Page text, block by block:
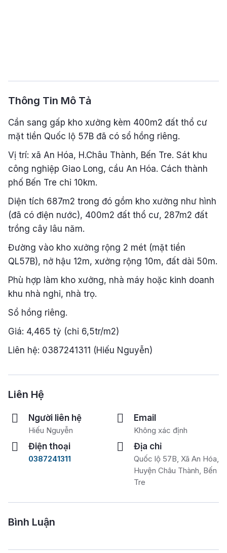
Thông Tin Mô Tả
Cần sang gấp kho xưởng kèm 400m2 đất thổ cư
mặt tiền Quốc lộ 57B đã có sổ hồng riêng.
Vị trí: xã An Hóa, H.Châu Thành, Bến Tre. Sát khu
công nghiệp Giao Long, cầu An Hóa. Cách thành
phố Bến Tre chỉ 10km.
Diện tích 687m2 trong đó gồm kho xưởng như hình
(đã có điện nước), 400m2 đất thổ cư, 287m2 đất
trồng cây lâu năm.
Đường vào kho xưởng rộng 2 mét (mặt tiền
QL57B), nở hậu 12m, xưởng rộng 10m, đất dài 50m.
Phù hợp làm kho xưởng, nhà máy hoặc kinh doanh
khu nhà nghỉ, nhà trọ.
Sổ hồng riêng.
Giá: 4,465 tỷ (chỉ 6,5tr/m2)
Liên hệ: 0387241311 (Hiếu Nguyễn)
Liên Hệ
Người liên hệ
Hiếu Nguyễn
Email
Không xác định
Điện thoại
0387241311
Địa chỉ
Quốc lộ 57B, Xã An Hóa,
Huyện Châu Thành, Bến
Tre
Bình Luận